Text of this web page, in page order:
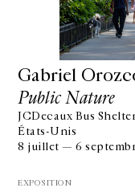
Gabriel
Public Nature
JCDecaux Bus
États-Unis
8 juillet — 6
EXPOSITION